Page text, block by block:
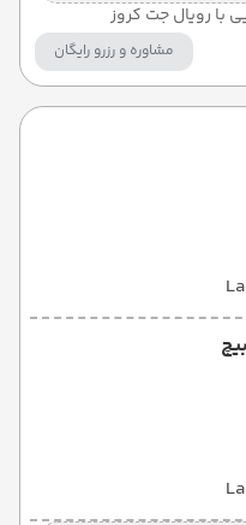
با رویال جت کروز
مشاوره و رزرو رایگان